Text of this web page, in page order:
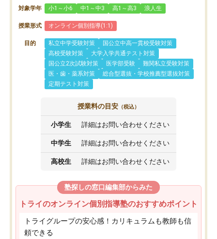
対象学年 小1～小6 中1～中3 高1～高3 浪人生
授業形式 オンライン個別指導(1:1)
目的 私立中学受験対策
国公立中高一貫校受験対策
高校受験対策
大学入学共通テスト対策
国公立2次試験対策
医学部受験
難関私立受験対策
医・歯・薬系対策
総合型選抜・学校推薦型選抜対策
定期テスト対策
授業料の目安 （税込）
小学生 詳細はお問い合わせください
中学生 詳細はお問い合わせください
高校生 詳細はお問い合わせください
塾探しの窓口編集部からみた
トライのオンライン個別指導塾のおすすめポイント
トライグループの安心感！カリキュラムも教師も信
頼できる